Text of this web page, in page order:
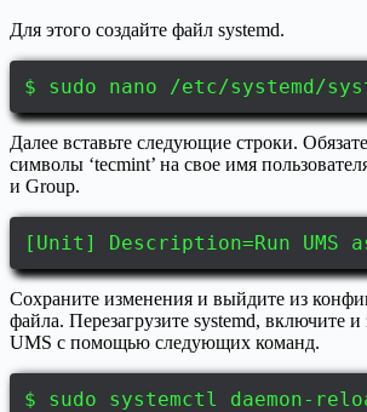
Для этого создайте файл systemd.
$ sudo nano /etc/systemd/
Далее вставьте следующие строки.
символы ‘tecmint’ на свое имя
и Group.
[Unit] Description=Run UMS
Сохраните изменения и выйдите из
файла. Перезагрузите systemd, включите и
UMS с помощью следующих команд.
$ sudo systemctl daemon-